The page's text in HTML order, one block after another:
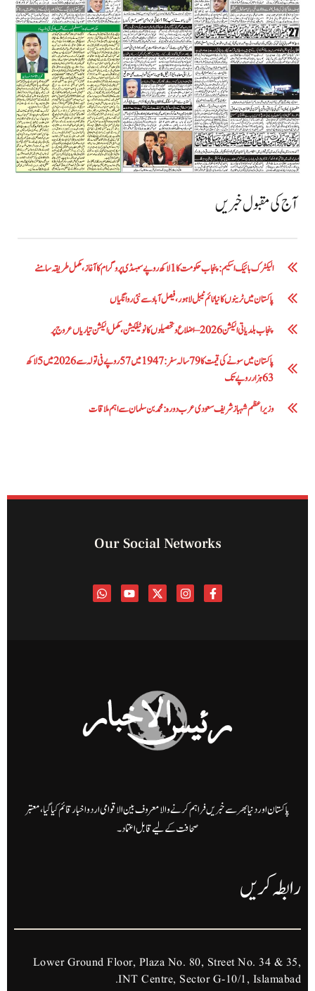
آج کی مقبول خبریں
الیکٹرک بائیک اسکیم: پنجاب حکومت کا1 لاکھ روپے سبسڈی پروگرام کا آغاز ،مکمل طریقہ سامنے
پاکستان میں ٹرینوں کا نیا ٹائم ٹیبل لاہور، فیصل آباد سے نئی روانگیاں
پنجاب بلدیاتی الیکشن 2026 – اضلاع و تحصیلوں کا نوٹیفکیشن، مکمل الیکشن تیاریاں عروج پر
پاکستان میں سونے کی قیمت کا 79 سالہ سفر: 1947 میں 57 روپے فی تولہ سے 2026 میں 5 لاکھ
63 ہزار روپے تک
وزیراعظم شہباز شریف سعودی عرب دورہ: محمد بن سلمان سے اہم ملاقات
Our Social Networks
پاکستان اور دنیا بھر سے خبریں فراہم کرنے والا معروف بین الاقوامی اردو اخبار قائم کیا گیا، معتبر
صحافت کے لیے قابل اعتماد۔
رابطہ کریں
Lower Ground Floor, Plaza No. 80, Street No. 34 & 35,
INT Centre, Sector G-10/1, Islamabad.